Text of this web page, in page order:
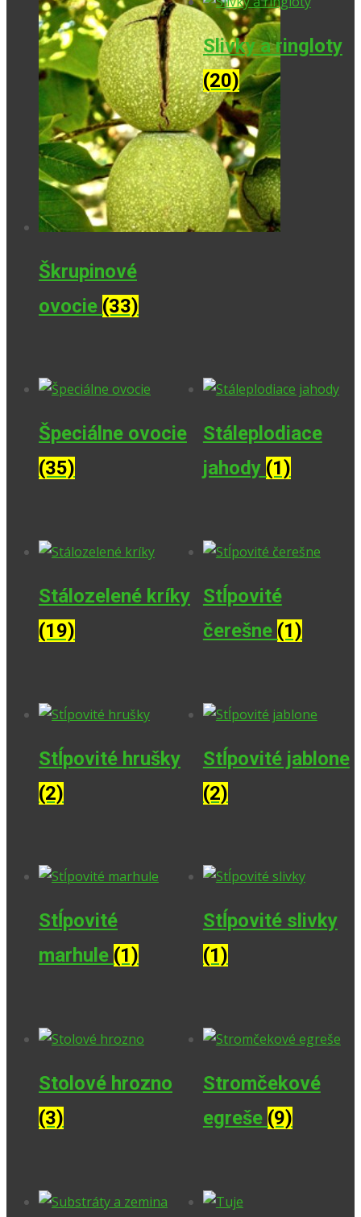
Škrupinové
ovocie (33)
Slivky a ringloty
(20)
Špeciálne ovocie
(35)
Stáleplodiace
jahody (1)
Stálozelené kríky
(19)
Stĺpovité
čerešne (1)
Stĺpovité hrušky
(2)
Stĺpovité jablone
(2)
Stĺpovité
marhule (1)
Stĺpovité slivky
(1)
Stolové hrozno
(3)
Stromčekové
egreše (9)